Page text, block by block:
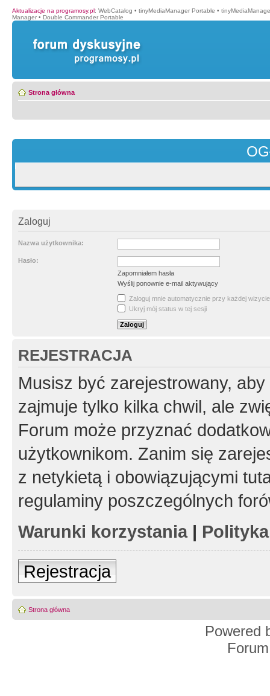
Aktualizacje na programosy.pl: WebCatalog • tinyMediaManager Portable •
Manager • Double Commander Portable
Strona główna
Zaloguj
Nazwa użytkownika:
Hasło:
Zapomniałem hasła
Wyślij ponownie e-mail aktywujący
Zaloguj mnie automatycznie przy każdej wizycie
Ukryj mój status w tej sesji
REJESTRACJA
Musisz być zarejestrowany,
zajmuje tylko kilka chwil, ale
Forum może przyznać
użytkownikom. Zanim się
z netykietą i obowiązującymi
regulaminy poszczególnych
Warunki korzystania|
Rejestracja
Strona główna
Powered